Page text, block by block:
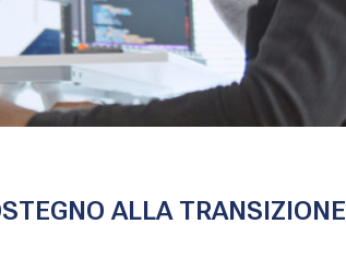
ALLA TRANSIZIONE